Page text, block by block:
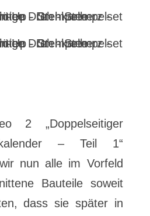
2 „Doppelseitiger
– Teil 1“
nun alle im Vorfeld
Bauteile soweit
dass sie später in